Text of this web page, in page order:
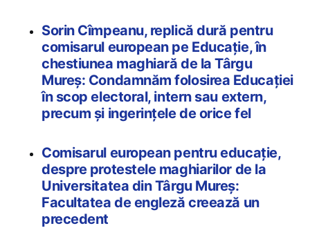
Sorin Cîmpeanu, replică dură pentru
comisarul european pe Educație, în
chestiunea maghiară de la Târgu
Mureș: Condamnăm folosirea Educației
în scop electoral, intern sau extern,
precum și ingerințele de orice fel
Comisarul european pentru educație,
despre protestele maghiarilor de la
Universitatea din Târgu Mureș:
Facultatea de engleză creează un
precedent